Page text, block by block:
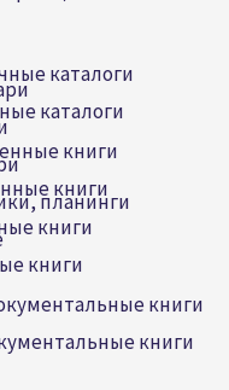
планинги
каталоги
книги
книги
книги